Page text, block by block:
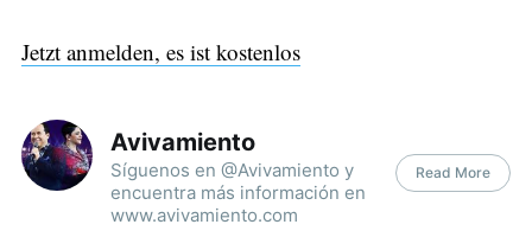
Jetzt anmelden, es ist kostenlos
Avivamiento
Síguenos en @Avivamiento y
encuentra más información en
www.avivamiento.com
Read More